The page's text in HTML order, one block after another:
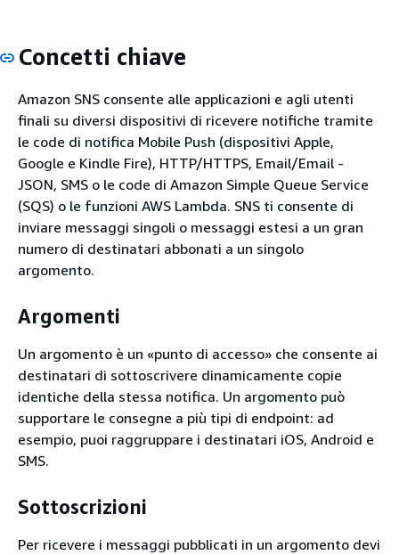
Concetti chiave
Amazon SNS consente alle applicazioni e agli utenti
finali su diversi dispositivi di ricevere notifiche tramite
le code di notifica Mobile Push (dispositivi Apple,
Google e Kindle Fire), HTTP/HTTPS, Email/Email -
JSON, SMS o le code di Amazon Simple Queue Service
(SQS) o le funzioni AWS Lambda. SNS ti consente di
inviare messaggi singoli o messaggi estesi a un gran
numero di destinatari abbonati a un singolo
argomento.
Argomenti
Un argomento è un «punto di accesso» che consente ai
destinatari di sottoscrivere dinamicamente copie
identiche della stessa notifica. Un argomento può
supportare le consegne a più tipi di endpoint: ad
esempio, puoi raggruppare i destinatari iOS, Android e
SMS.
Sottoscrizioni
Per ricevere i messaggi pubblicati in un argomento devi